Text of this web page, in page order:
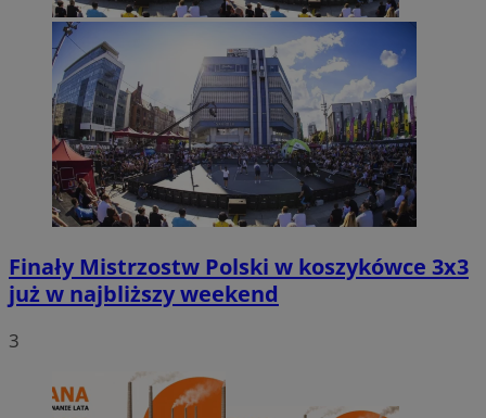
Finały Mistrzostw Polski w koszykówce 3x3
już w najbliższy weekend
3